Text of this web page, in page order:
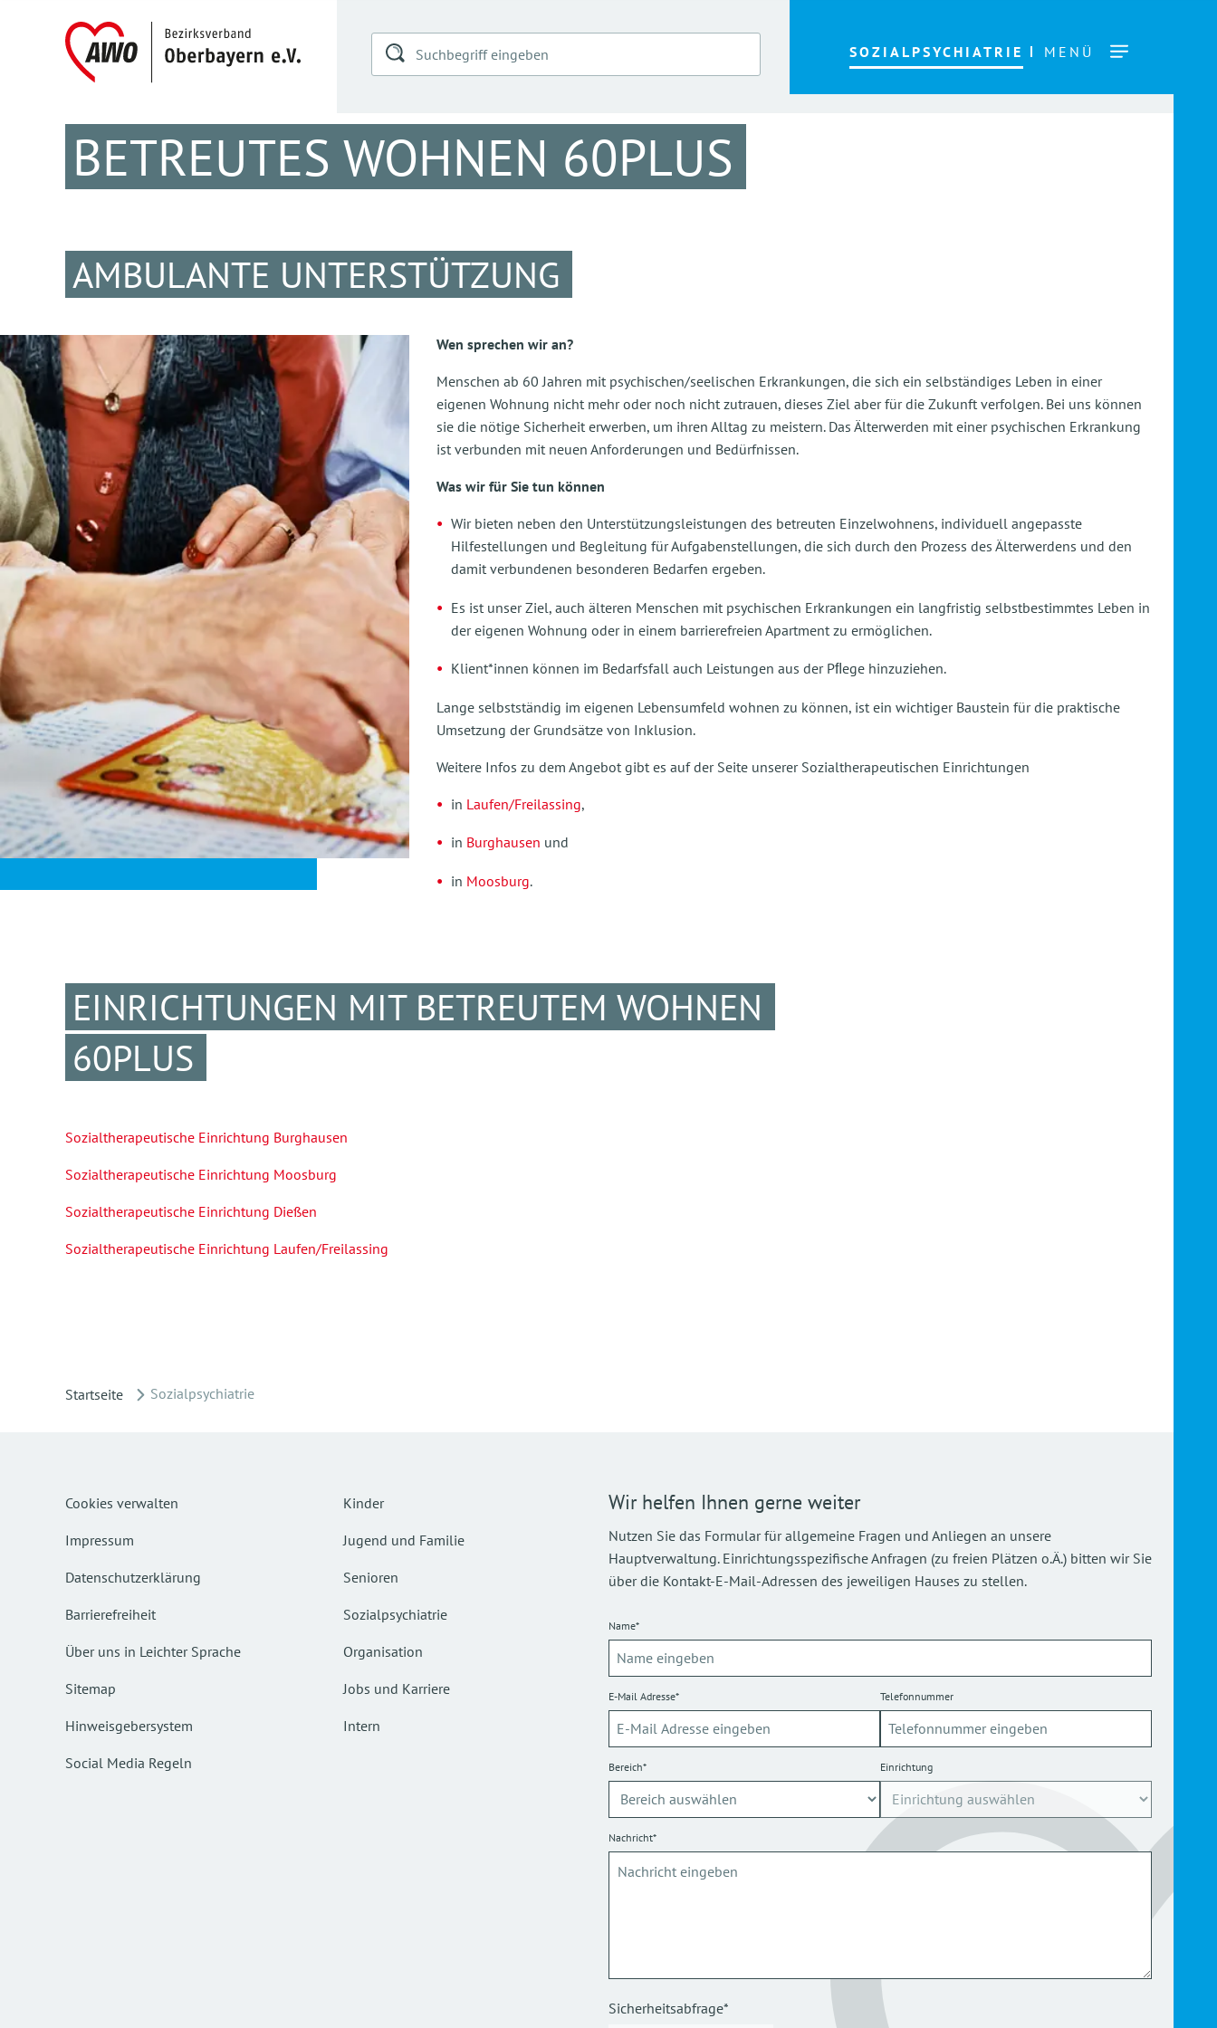
SOZIALPSYCHIATRIE MENÜ
BETREUTES WOHNEN 60PLUS
AMBULANTE UNTERSTÜTZUNG
Wen sprechen wir an?
Menschen ab 60 Jahren mit psychischen/seelischen Erkrankungen, die sich ein selbständiges Leben in einer
eigenen Wohnung nicht mehr oder noch nicht zutrauen, dieses Ziel aber für die Zukunft verfolgen. Bei uns können
sie die nötige Sicherheit erwerben, um ihren Alltag zu meistern. Das Älterwerden mit einer psychischen Erkrankung
ist verbunden mit neuen Anforderungen und Bedürfnissen.
Was wir für Sie tun können
Wir bieten neben den Unterstützungsleistungen des betreuten Einzelwohnens, individuell angepasste
Hilfestellungen und Begleitung für Aufgabenstellungen, die sich durch den Prozess des Älterwerdens und den
damit verbundenen besonderen Bedarfen ergeben.
Es ist unser Ziel, auch älteren Menschen mit psychischen Erkrankungen ein langfristig selbstbestimmtes Leben in
der eigenen Wohnung oder in einem barrierefreien Apartment zu ermöglichen.
Klient*innen können im Bedarfsfall auch Leistungen aus der Pﬂege hinzuziehen.
Lange selbstständig im eigenen Lebensumfeld wohnen zu können, ist ein wichtiger Baustein für die praktische
Umsetzung der Grundsätze von Inklusion.
Weitere Infos zu dem Angebot gibt es auf der Seite unserer Sozialtherapeutischen Einrichtungen
in Laufen/Freilassing,
in Burghausen und
in Moosburg.
EINRICHTUNGEN MIT BETREUTEM WOHNEN
60PLUS
Sozialtherapeutische Einrichtung Burghausen
Sozialtherapeutische Einrichtung Moosburg
Sozialtherapeutische Einrichtung Dießen
Sozialtherapeutische Einrichtung Laufen/Freilassing
Startseite Sozialpsychiatrie
Cookies verwalten
Impressum
Datenschutzerklärung
Barrierefreiheit
Über uns in Leichter Sprache
Sitemap
Hinweisgebersystem
Social Media Regeln
Kinder
Jugend und Familie
Senioren
Sozialpsychiatrie
Organisation
Jobs und Karriere
Intern
Wir helfen Ihnen gerne weiter
Nutzen Sie das Formular für allgemeine Fragen und Anliegen an unsere
Hauptverwaltung. Einrichtungsspezifische Anfragen (zu freien Plätzen o.Ä.) bitten wir Sie
über die Kontakt-E-Mail-Adressen des jeweiligen Hauses zu stellen.
Name*
E-Mail Adresse* Telefonnummer
Bereich* Einrichtung
Nachricht*
Sicherheitsabfrage*